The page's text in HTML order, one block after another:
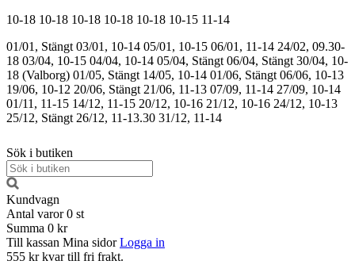
10-18 10-18 10-18 10-18 10-18 10-15 11-14
01/01, Stängt 03/01, 10-14 05/01, 10-15 06/01, 11-14 24/02, 09.30-
18 03/04, 10-15 04/04, 10-14 05/04, Stängt 06/04, Stängt 30/04, 10-
18 (Valborg) 01/05, Stängt 14/05, 10-14 01/06, Stängt 06/06, 10-13
19/06, 10-12 20/06, Stängt 21/06, 11-13 07/09, 11-14 27/09, 10-14
01/11, 11-15 14/12, 11-15 20/12, 10-16 21/12, 10-16 24/12, 10-13
25/12, Stängt 26/12, 11-13.30 31/12, 11-14
Sök i butiken
Kundvagn
Antal varor 0 st
Summa 0 kr
Till kassan Mina sidor Logga in
555 kr kvar till fri frakt.